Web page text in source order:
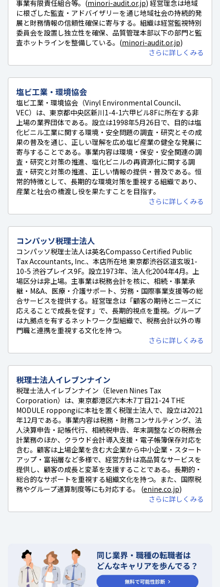
事業有限責任組合等。(minori-audit.or.jp) 経営理念は地域
に根ざした監査・アドバイザリーを通じ地域社会の持続的発
展と財務情報の信頼性確保に寄与する。組織は経営監視特別
委員会を設置し独立性を確保、品質管理本部以下の部門と監
査ホットラインを整備している。(minori-audit.or.jp)
さらに詳しくみる
塩ビ工業・環境協会
塩ビ工業・環境協会（Vinyl Environmental Council、
VEC）は、東京都中央区新川1-4-1六甲ビル8Fに所在する非
上場の業界団体である。設立は1998年5月26日で、目的は塩
化ビニル工業に関する環境・安全問題の調査・研究とその成
果の普及を通じ、正しい理解を広め塩ビ産業の健全な発展に
寄与することである。事業内容は環境・保安・安全関連の調
査・研究と対策の推進、塩化ビニルの再資源化に関する調
査・研究と対策の推進、正しい情報の提供・普及である。恒
常的特徴として、長期的な環境対策を重視する組織であり、
産業と社会の橋渡し役を果たすことを目指す。
さらに詳しくみる
コンパッソ税理士法人
コンパッソ税理士法人は英名Compasso Certified Public
Tax Accountants, Inc.、本店所在地 東京都渋谷区道玄坂1-
10-5 渋谷プレイス9F。設立1973年、法人化2004年4月。上
場区分は非上場。主事業は税務会計を核に、相続・事業承
継・M&A、医療・介護サポート、労務・国際事業支援等の総
合サービスを提供する。経営理念は「顧客の期待とニーズに
応えることで成長を促す」で、長期的視点を重視。グループ
は九拠点を有するネットワーク型組織で、税務会計以外の専
門職と連携を重視する文化を持つ。
さらに詳しくみる
税理士法人イレブンナイン
税理士法人イレブンナイン（Eleven Nines Tax
Corporation）は、東京都港区六本木7丁目21-24 THE
MODULE roppongiに本社を置く税理士法人で、設立は2021
年12月である。事業内容は税務・財務コンサルティング、法
人決算申告・記帳代行、相続税申告、年末調整などの税務会
計業務のほか、クラウド会計導入支援・電子帳簿保存対応を
含む。顧客は上場企業を含む大企業から中小企業・スタート
アップ・富裕層など多様で、経営方針は高品質なサービスを
提供し、顧客の成長と変革を支援することである。長期的・
総合的なサポートを重視する組織文化を持つ。また、国際税
務やグループ通算制度等にも対応する。 (enine.co.jp)
さらに詳しくみる